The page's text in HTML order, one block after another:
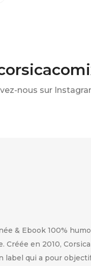
nous sur
& Ebook 100%
Créée en 2010,
label qui a pour objectif